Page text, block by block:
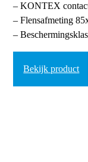
– KONTEX
– Flensafmeting
–
Bekijk product